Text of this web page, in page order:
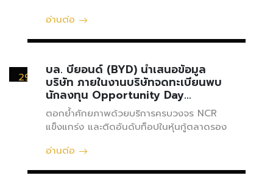
อ่านต่อ
29
พฤษภาคม
บล. บียอนด์ (BYD) นำเสนอข้อมูล
บริษัท ภายในงานบริษัทจดทะเบียนพบ
นักลงทุน Opportunity Day
Performance Review Q1/2025
ตอกย้ำศักยภาพด้วยบริการครบวงจร NCR
แข็งแกร่ง และติดอันดับท็อปในหุ้นกู้ตลาดรอง
อ่านต่อ